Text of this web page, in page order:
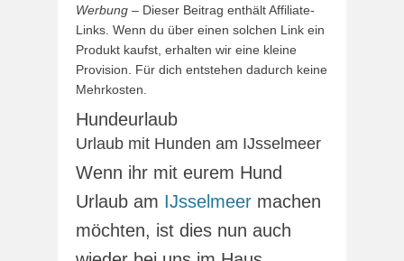
Werbung – Dieser Beitrag enthält Affiliate-
Links. Wenn du über einen solchen Link ein
Produkt kaufst, erhalten wir eine kleine
Provision. Für dich entstehen dadurch keine
Mehrkosten.
Hundeurlaub
Urlaub mit Hunden am IJsselmeer
Wenn ihr mit eurem Hund
Urlaub am IJsselmeer machen
möchten, ist dies nun auch